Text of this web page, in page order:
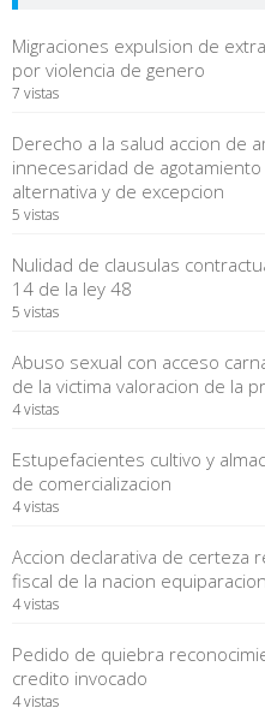
Migraciones expulsion de
por violencia de genero
7 vistas
Derecho a la salud accion de
innecesaridad de
alternativa y de excepcion
5 vistas
Nulidad de clausulas
14 de la ley 48
5 vistas
Abuso sexual con acceso
de la victima valoracion de la
4 vistas
Estupefacientes cultivo y
de comercializacion
4 vistas
Accion declarativa de certeza
fiscal de la nacion
4 vistas
Pedido de quiebra
credito invocado
4 vistas